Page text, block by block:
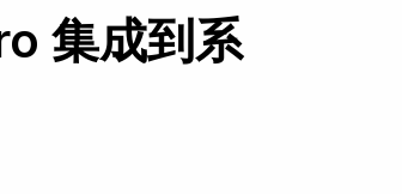
集成到系